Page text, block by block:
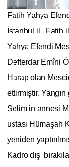
Fatih Yahya
İstanbul ili, Fatih
Yahya Efendi
Defterdar Emîni
Harap olan
ettirmiştir. Yangın
Selim’in annesi
ustası Hümaşah
yeniden
Kadro dışı